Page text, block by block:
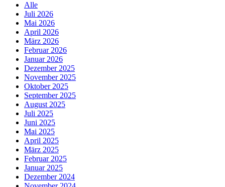
Alle
Juli 2026
Mai 2026
April 2026
März 2026
Februar 2026
Januar 2026
Dezember 2025
November 2025
Oktober 2025
September 2025
August 2025
Juli 2025
Juni 2025
Mai 2025
April 2025
März 2025
Februar 2025
Januar 2025
Dezember 2024